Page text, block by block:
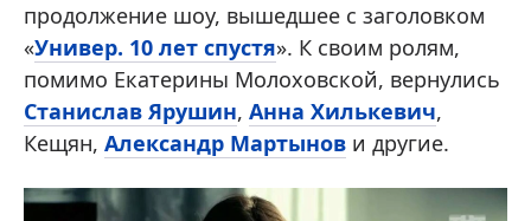
продолжение шоу, вышедшее с заголовком
«Универ. 10 лет спустя». К своим ролям,
помимо Екатерины Молоховской, вернулись
Станислав Ярушин, Анна Хилькевич,
Кещян, Александр Мартынов и другие.